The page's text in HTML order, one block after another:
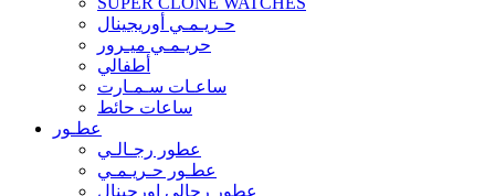
حـريـمـي أوريجينال
حريـمـي ميـرور
أطفالي
ساعـات سـمـارت
ساعات حائط
عطـور
عطور رجـالـي
عطـور حـريـمـي
عطور رجالي اورجينال